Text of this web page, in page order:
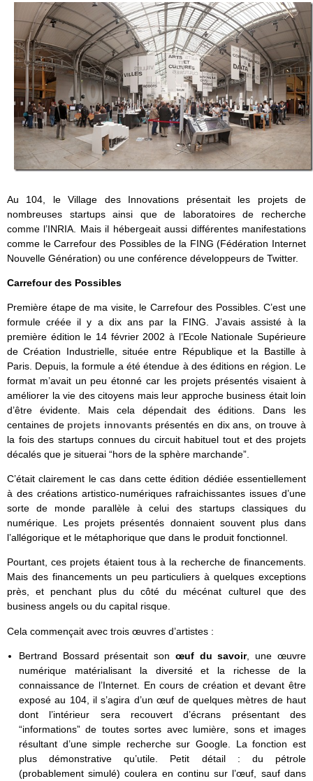
Au 104, le Village des Innovations présentait les projets de
nombreuses startups ainsi que de laboratoires de recherche
comme l’INRIA. Mais il hébergeait aussi différentes manifestations
comme le Carrefour des Possibles de la FING (Fédération Internet
Nouvelle Génération) ou une conférence développeurs de Twitter.
Carrefour des Possibles
Première étape de ma visite, le Carrefour des Possibles. C’est une
formule créée il y a dix ans par la FING. J’avais assisté à la
première édition le 14 février 2002 à l’Ecole Nationale Supérieure
de Création Industrielle, située entre République et la Bastille à
Paris. Depuis, la formule a été étendue à des éditions en région. Le
format m’avait un peu étonné car les projets présentés visaient à
améliorer la vie des citoyens mais leur approche business était loin
d’être évidente. Mais cela dépendait des éditions. Dans les
centaines de projets innovants présentés en dix ans, on trouve à
la fois des startups connues du circuit habituel tout et des projets
décalés que je situerai “hors de la sphère marchande”.
C’était clairement le cas dans cette édition dédiée essentiellement
à des créations artistico-numériques rafraichissantes issues d’une
sorte de monde parallèle à celui des startups classiques du
numérique. Les projets présentés donnaient souvent plus dans
l’allégorique et le métaphorique que dans le produit fonctionnel.
Pourtant, ces projets étaient tous à la recherche de financements.
Mais des financements un peu particuliers à quelques exceptions
près, et penchant plus du côté du mécénat culturel que des
business angels ou du capital risque.
Cela commençait avec trois œuvres d’artistes :
Bertrand Bossard présentait son œuf du savoir, une œuvre
numérique matérialisant la diversité et la richesse de la
connaissance de l’Internet. En cours de création et devant être
exposé au 104, il s’agira d’un œuf de quelques mètres de haut
dont l’intérieur sera recouvert d’écrans présentant des
“informations” de toutes sortes avec lumière, sons et images
résultant d’une simple recherche sur Google. La fonction est
plus démonstrative qu’utile. Petit détail : du pétrole
(probablement simulé) coulera en continu sur l’œuf, sauf dans